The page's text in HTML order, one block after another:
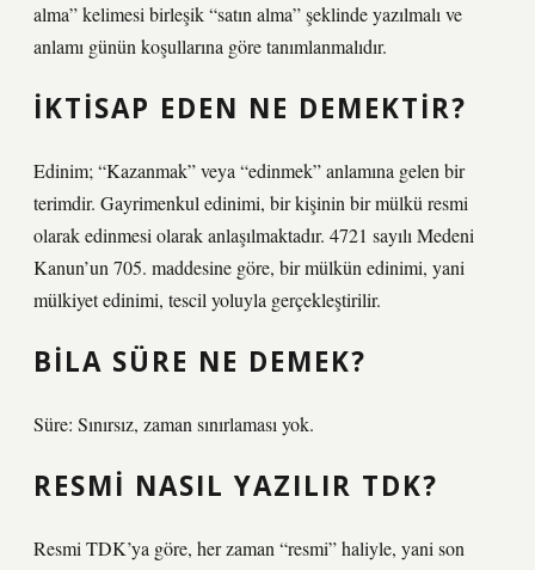
alma” kelimesi birleşik “satın alma” şeklinde yazılmalı ve
anlamı günün koşullarına göre tanımlanmalıdır.
İKTISAP EDEN NE DEMEKTIR?
Edinim; “Kazanmak” veya “edinmek” anlamına gelen bir
terimdir. Gayrimenkul edinimi, bir kişinin bir mülkü resmi
olarak edinmesi olarak anlaşılmaktadır. 4721 sayılı Medeni
Kanun’un 705. maddesine göre, bir mülkün edinimi, yani
mülkiyet edinimi, tescil yoluyla gerçekleştirilir.
BILA SÜRE NE DEMEK?
Süre: Sınırsız, zaman sınırlaması yok.
RESMI NASIL YAZILIR TDK?
Resmi TDK’ya göre, her zaman “resmi” haliyle, yani son